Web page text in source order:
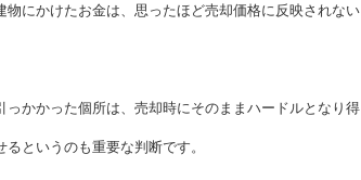
にかけたお金は、思ったほど売却価格に反映されない
かかった個所は、売却時にそのままハードルとなり得
というのも重要な判断です。